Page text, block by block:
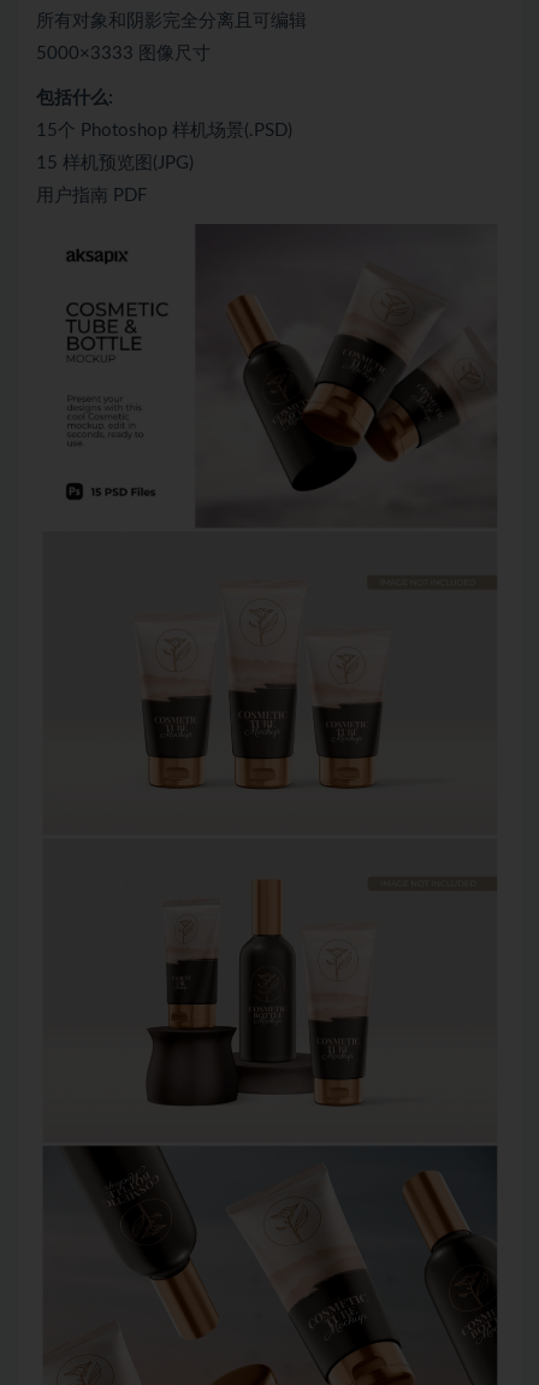
所有对象和阴影完全分离且可编辑
5000×3333 图像尺寸
包括什么:
15个 Photoshop 样机场景(.PSD)
15 样机预览图(JPG)
用户指南 PDF